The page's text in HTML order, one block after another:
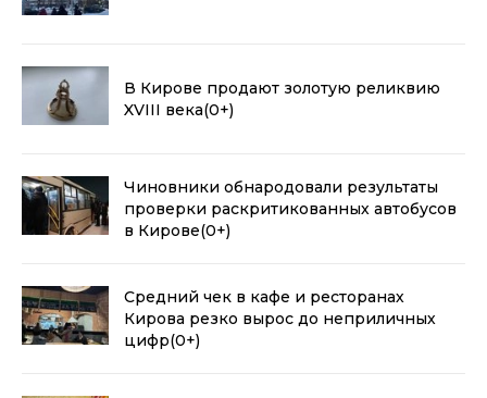
В Кирове продают золотую реликвию
XVIII века(0+)
Чиновники обнародовали результаты
проверки раскритикованных автобусов
в Кирове(0+)
Средний чек в кафе и ресторанах
Кирова резко вырос до неприличных
цифр(0+)